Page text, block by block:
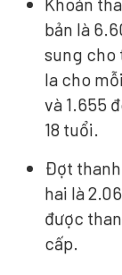
bản là
sung cho
la cho
và 1.655
18 tuổi.
Đợt
hai là
được
cấp.